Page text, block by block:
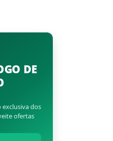
DE
exclusiva dos
ofertas